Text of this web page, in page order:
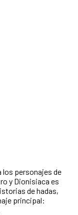
los personajes de
y Dionisiaca es
de hadas,
principal: